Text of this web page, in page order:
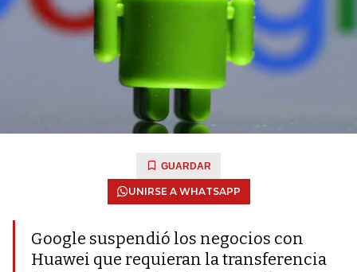
GUARDAR
UNIRSE A WHATSAPP
Google suspendió los negocios con
Huawei que requieran la transferencia